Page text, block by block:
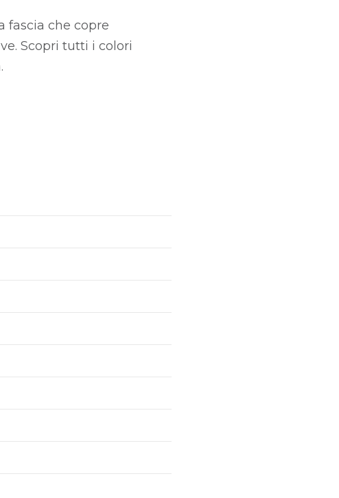
fascia che copre
Scopri tutti i colori